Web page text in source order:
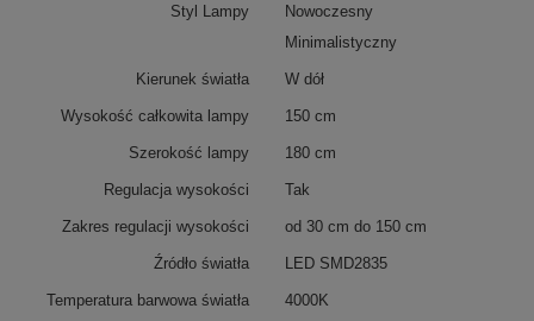
Styl Lampy
Nowoczesny
Minimalistyczny
Kierunek światła W dół
Wysokość całkowita lampy 150 cm
Szerokość lampy 180 cm
Regulacja wysokości Tak
Zakres regulacji wysokości od 30 cm do 150 cm
Źródło światła LED SMD2835
Temperatura barwowa światła 4000K